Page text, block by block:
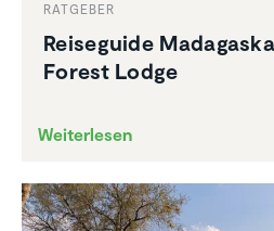
RATGEBER
Reise­guide
Forest Lodge
Weiterlesen